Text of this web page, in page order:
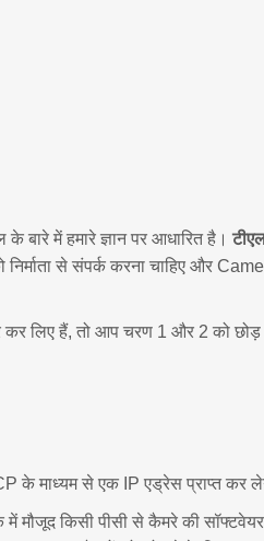
के बारे में हमारे ज्ञान पर आधारित है।
से संपर्क करना चाहिए और
कर लिए हैं, तो आप चरण 1 और 2 को
माध्यम से एक IP एड्रेस प्राप्त कर
मौजूद किसी पीसी से कैमरे की